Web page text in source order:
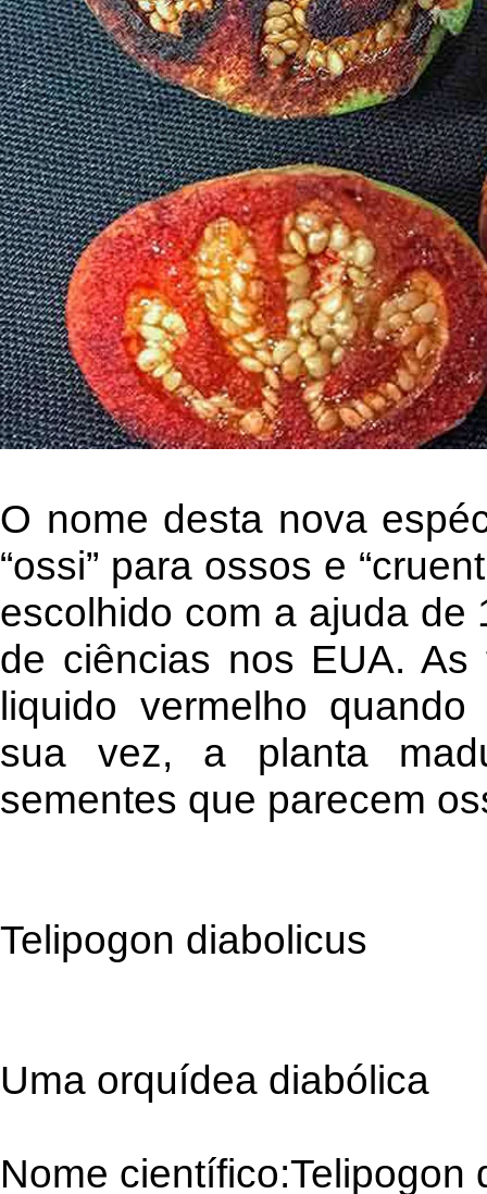
O nome desta nova
“ossi” para ossos e
escolhido com a ajuda de
de ciências nos EUA.
liquido vermelho
sua vez, a planta
sementes que parecem
Telipogon diabolicus
Uma orquídea diabólica
Nome científico:Telipogon